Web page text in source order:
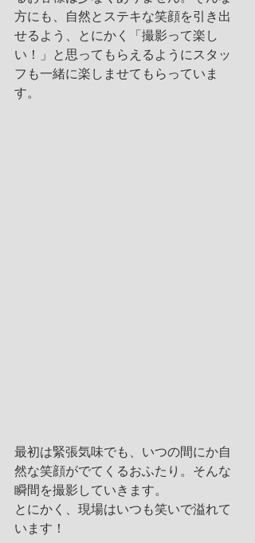
方にも、自然とステキな笑顔を引き出
せるよう、とにかく「撮影って楽し
い！」と思ってもらえるようにスタッ
フも一緒に楽しませてもらっていま
す。
最初は緊張気味でも、いつの間にか自
然な笑顔がでてくるおふたり。そんな
瞬間を撮影していきます。
とにかく、現場はいつも笑いで溢れて
います！